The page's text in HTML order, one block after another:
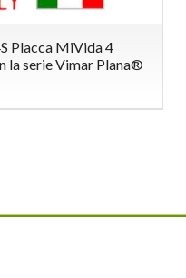
Placca MiVida 4
la serie Vimar Plana®